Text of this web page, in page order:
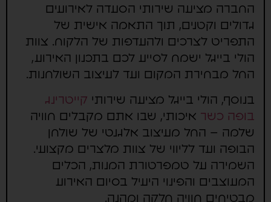
החברה מציעה שירותי הסעדה לאירועים
גדולים וקטנים, תוך התאמה אישית של
התפריט לצרכים ולהעדפות של הלקוח. צוות
הולי בייגל ישמח לסייע לכם בתכנון האירוע,
החל מבחירת המקום ועד לעיצוב השולחנות.
בנוסף, הולי בייגל מציעה שירותיקייטרינג
בופה כשראיכותי, שבו אתם מקבלים חוויה
שלמה – החל מעיצוב אלגנטי של שולחן
הבופה ועד לליווי של צוות מלצרים מקצועי.
השמירה על טמפרטורת המנות, הכלים
המעוצבים והפינוי היעיל בסיום האירוע
מבטיחים חוויה חלקה ומהנה.